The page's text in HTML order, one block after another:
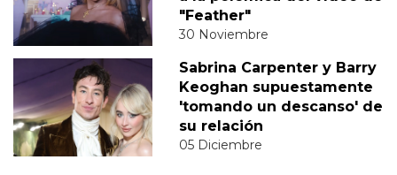
"Feather"
30 Noviembre
Sabrina Carpenter y Barry
Keoghan supuestamente
'tomando un descanso' de
su relación
05 Diciembre